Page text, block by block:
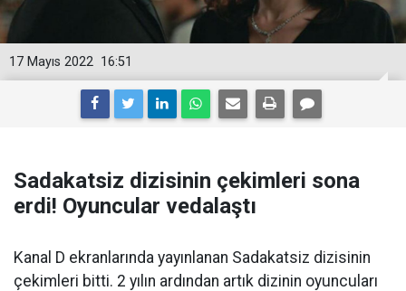
16:51
17 Mayıs 2022
Sadakatsiz dizisinin çekimleri sona
erdi! Oyuncular vedalaştı
Kanal D ekranlarında yayınlanan Sadakatsiz dizisinin
çekimleri bitti. 2 yılın ardından artık dizinin oyuncuları